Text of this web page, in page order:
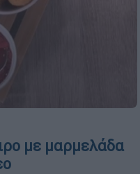
με μαρμελάδα